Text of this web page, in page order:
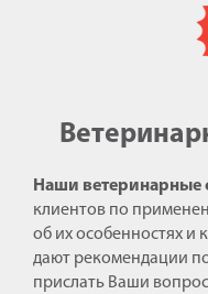
Наши ветеринарные
клиентов по
об их особенностях и
дают рекомендации
прислать Ваши